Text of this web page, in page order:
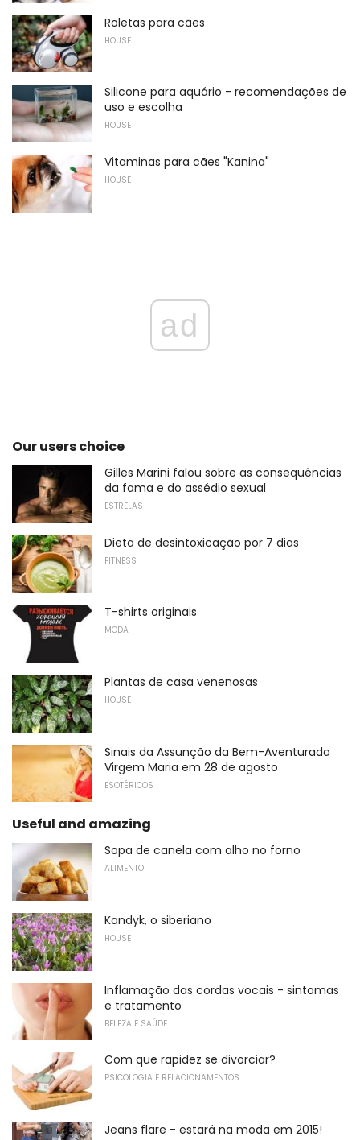
Roletas para cães
HOUSE
Silicone para aquário - recomendações de
uso e escolha
HOUSE
Vitaminas para cães "Kanina"
HOUSE
ad
Our users choice
Gilles Marini falou sobre as consequências
da fama e do assédio sexual
ESTRELAS
Dieta de desintoxicação por 7 dias
FITNESS
T-shirts originais
MODA
Plantas de casa venenosas
HOUSE
Sinais da Assunção da Bem-Aventurada
Virgem Maria em 28 de agosto
ESOTÉRICOS
Useful and amazing
Sopa de canela com alho no forno
ALIMENTO
Kandyk, o siberiano
HOUSE
Inflamação das cordas vocais - sintomas
e tratamento
BELEZA E SAÚDE
Com que rapidez se divorciar?
PSICOLOGIA E RELACIONAMENTOS
Jeans flare - estará na moda em 2015!